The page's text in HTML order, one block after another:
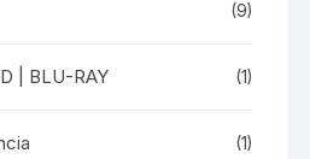
(9)
| BLU-RAY (1)
(1)